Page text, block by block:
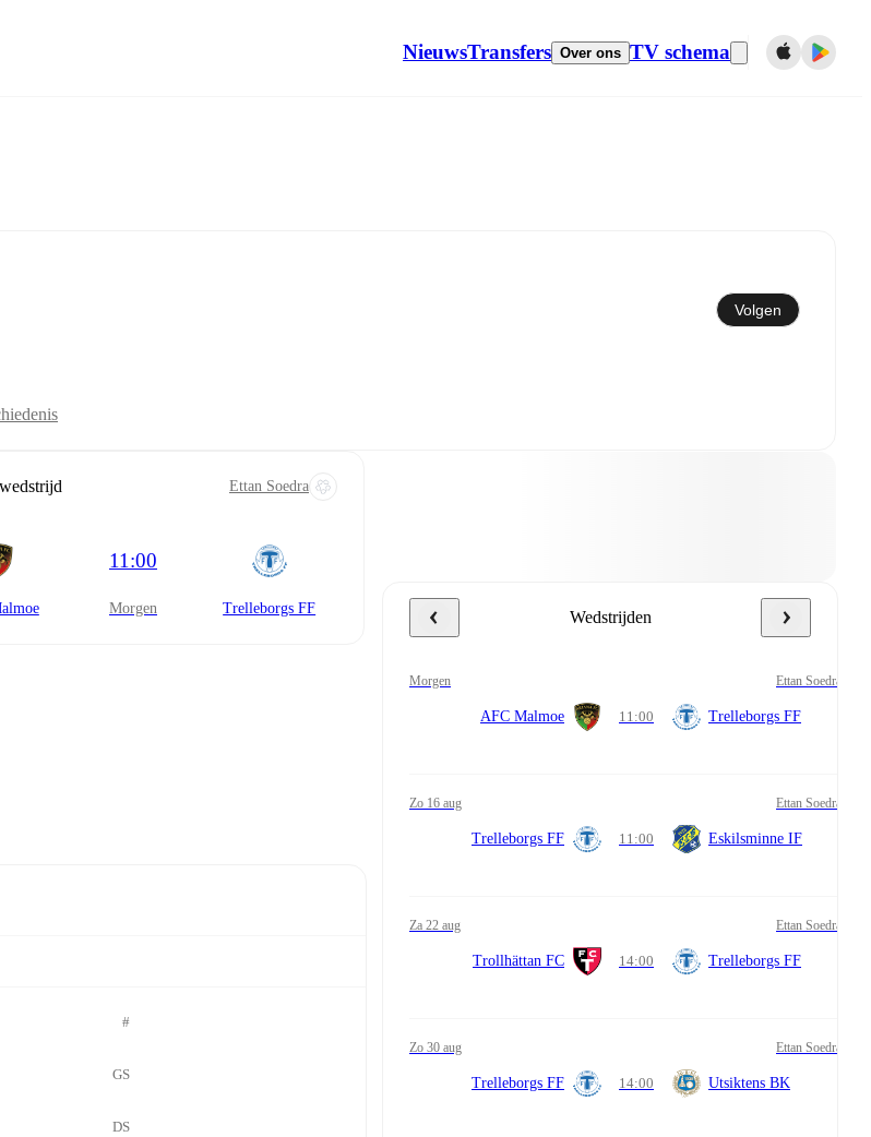
NieuwsTransfers Over ons TV schema
Volgen
Ettan Soedra
11:00
morgen Trelleborgs FF
#
GS
DS
Wedstrijden
morgen Ettan Soedra
AFC Malmoe 11:00 Trelleborgs FF
zo 16 aug Ettan Soedra
Trelleborgs FF 11:00 Eskilsminne IF
za 22 aug Ettan Soedra
Trollhättan FC 14:00 Trelleborgs FF
zo 30 aug Ettan Soedra
Trelleborgs FF 14:00 Utsiktens BK